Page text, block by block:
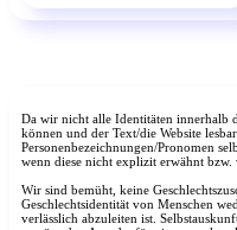
Da wir nicht alle Identitäten innerhalb
können und der Text/die Website
Personenbezeichnungen/Pronomen
wenn diese nicht explizit erwähnt bzw.
Wir sind bemüht, keine
Geschlechtsidentität von Menschen
verlässlich abzuleiten ist.